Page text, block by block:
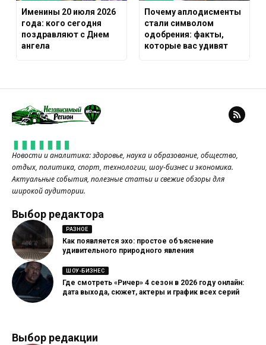
Именины 20 июля 2026
года: кого сегодня
поздравляют с Днем
ангела
Почему аплодисменты
стали символом
одобрения: факты,
которые вас удивят
Новости и аналитика: здоровье, наука и образование, общество,
отдых, политика, спорт, технологии, шоу-бизнес и экономика.
Актуальные события, полезные статьи и свежие обзоры для
широкой аудитории.
Выбор редактора
РАЗНОЕ
Как появляется эхо: простое объяснение
удивительного природного явления
ШОУ-БИЗНЕС
Где смотреть «Ричер» 4 сезон в 2026 году онлайн:
дата выхода, сюжет, актеры и график всех серий
Выбор редакции